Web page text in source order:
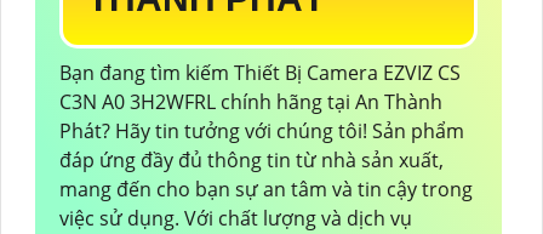
Bạn đang tìm kiếm Thiết Bị Camera EZVIZ CS
C3N A0 3H2WFRL chính hãng tại An Thành
Phát? Hãy tin tưởng với chúng tôi! Sản phẩm
đáp ứng đầy đủ thông tin từ nhà sản xuất,
mang đến cho bạn sự an tâm và tin cậy trong
việc sử dụng. Với chất lượng và dịch vụ